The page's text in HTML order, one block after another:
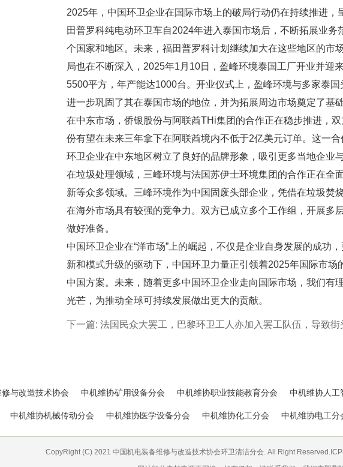
2025年，中国环卫企业在国际市场上的破局行动仍在持续推进
田普罗科纯电动环卫车自2024年进入泰国市场后，不断拓展业
个国家和地区。未来，福田普罗科计划继续加大在这些地区的市
局也在不断深入，2025年1月10日，盈峰环境泰国工厂开业并迎
5500平方，年产能达1000台。开业仪式上，盈峰环境与多家泰
进一步巩固了其在泰国市场的地位，并为拓展周边市场奠定了基础
在中东市场，侨银股份与阿联酋THi集团的合作正在稳步推进，
份有望在未来三年拿下在阿联酋境内不低于2亿美元订单。这一
环卫企业在中东地区树立了良好的品牌形象，吸引更多当地企业
在垃圾处理领域，三峰环境与法国苏伊士环境集团的合作正在全
新等众多领域。三峰环境作为中国固废头部企业，凭借在垃圾焚
在海外市场具有较强的竞争力。双方已成立多个工作组，开展多
做好准备。
中国环卫企业在“洋市场”上的崛起，不仅是企业自身发展的成功
新和模式升级的驱动下，中国环卫力量正引领着2025年国际市
中国方案。未来，随着更多中国环卫企业走向国际市场，我们有
光芒，为推动全球可持续发展做出更大的贡献。
下一篇: 法国民众大罢工，巴黎环卫工人亦加入罢工队伍，导致街
与改造技术协会 中机维协矿用设备分会 中机维协职业技能教育分会 中机维协人工
中机维协机械传动分会 中机维协医学设备分会 中机维协化工分会 中机维协电工分
CopyRight (C) 2021 中国机电装备维修与改造技术协会环卫清洁分会. All Right Reserved.ICP